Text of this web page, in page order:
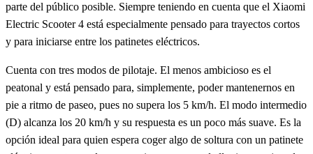
parte del público posible. Siempre teniendo en cuenta que el Xiaomi
Electric Scooter 4 está especialmente pensado para trayectos cortos
y para iniciarse entre los patinetes eléctricos.
Cuenta con tres modos de pilotaje. El menos ambicioso es el
peatonal y está pensado para, simplemente, poder mantenernos en
pie a ritmo de paseo, pues no supera los 5 km/h. El modo intermedio
(D) alcanza los 20 km/h y su respuesta es un poco más suave. Es la
opción ideal para quien espera coger algo de soltura con un patinete